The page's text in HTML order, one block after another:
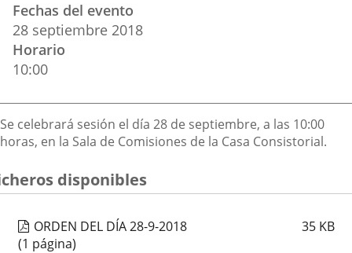
del
evento
Fechas del evento
28 septiembre 2018
Horario
10:00
Descripción
Se celebrará sesión el día 28 de septiembre, a las 10:00
horas, en la Sala de Comisiones de la Casa Consistorial.
disponibles
ORDEN DEL DÍA 28-9-2018 35 KB
(1 página)